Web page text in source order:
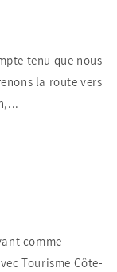
tenu que nous
la route vers
comme
Tourisme Côte-